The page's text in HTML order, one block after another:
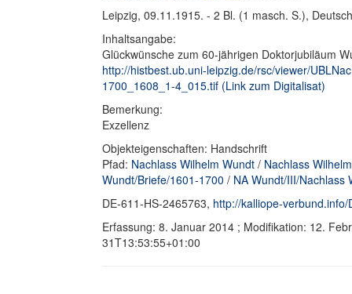
Leipzig, 09.11.1915. - 2 Bl. (1 masch. S.),
Inhaltsangabe:
Glückwünsche zum 60-jährigen Doktorjubiläum
http://histbest.ub.uni-leipzig.de/rsc/viewer/
1700_1608_1-4_015.tif (Link zum Digitalisat)
Bemerkung:
Exzellenz
Objekteigenschaften: Handschrift
Pfad: Nachlass Wilhelm Wundt / Nachlass
Wundt/Briefe/1601-1700 / NA Wundt/III/Nachlass
DE-611-HS-2465763, http://kalliope-
Erfassung: 8. Januar 2014 ; Modifikation: 12.
31T13:53:55+01:00